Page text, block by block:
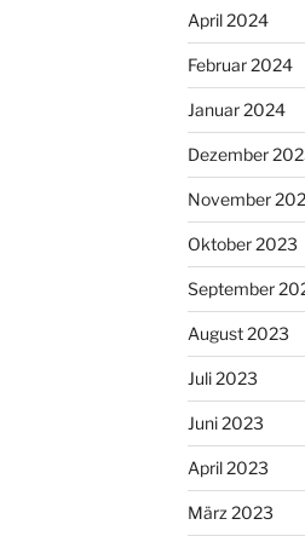
April 2024
Februar 2024
Januar 2024
Dezember
November
Oktober 2023
September
August 2023
Juli 2023
Juni 2023
April 2023
März 2023